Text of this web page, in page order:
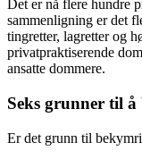
Det er nå flere hundre
sammenligning er det
tingretter, lagretter og
privatpraktiserende
ansatte dommere.
Seks grunner til å
Er det grunn til